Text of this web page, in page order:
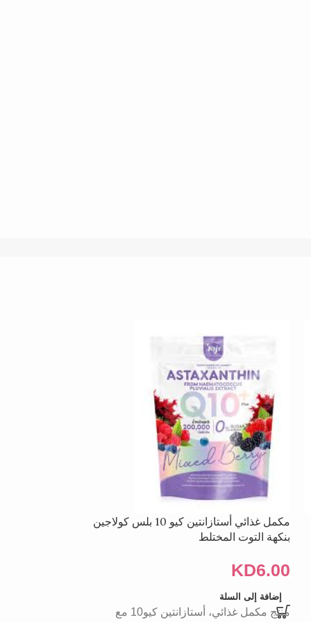
مكمل غذائي أستازانتين كيو 10 بلس كولاجين
بنكهة التوت المختلط
KD6.00
إضافة إلى السلة
منتج مكمل غذائي، أستازانتين كيو10 مع